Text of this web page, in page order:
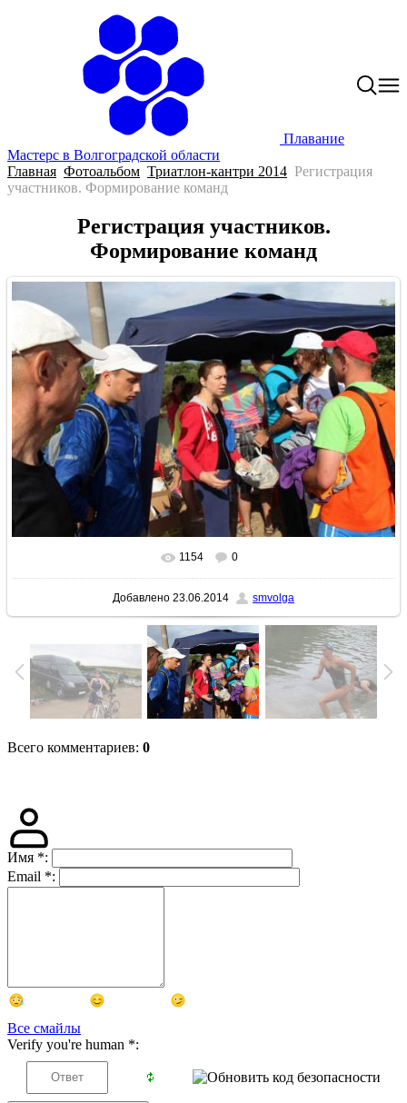
Плавание
Мастерс в Волгоградской области
Главная Фотоальбом Триатлон-кантри 2014 Регистрация
участников. Формирование команд
Регистрация участников.
Формирование команд
В реальном размере 640x427
1154 0
Добавлено 23.06.2014 smvolga
Всего комментариев: 0
Имя *:
Email *:
Все смайлы
Verify you're human *: